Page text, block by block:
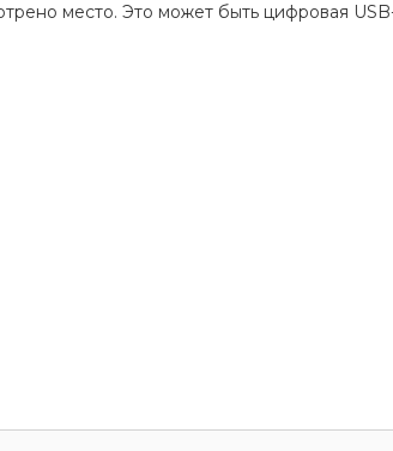
место. Это может быть цифровая